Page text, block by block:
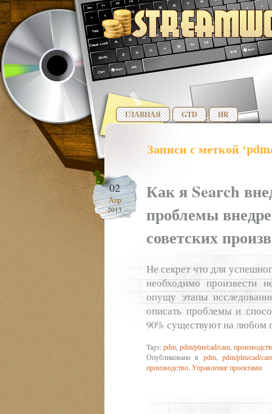
ГЛАВНАЯ GTD HR
Записи с меткой
02
Апр
2013
Как я Search
проблемы
советских
Не секрет что для
необходимо произвести
опущу этапы
описать проблемы и
90% существуют на любом
Tags: pdm pdm/plm/cad/cam
Опубликовано в pdm, pdm/plm/cad/cam
производство Управление проектами